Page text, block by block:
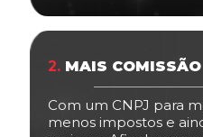
2. MAIS COMISSÃO
Com um CNPJ para
menos impostos e